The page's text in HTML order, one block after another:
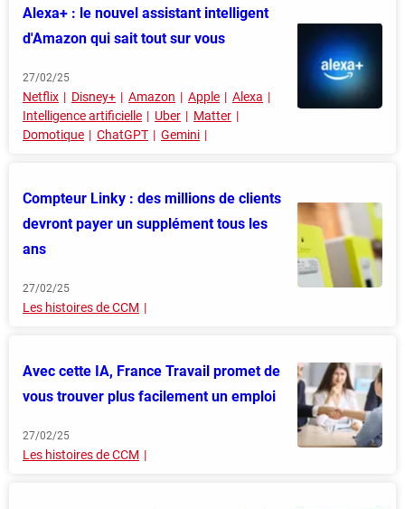
Alexa+ : le nouvel assistant intelligent
d'Amazon qui sait tout sur vous
27/02/25
Netflix Disney+ Amazon Apple
Alexa
Intelligence artificielle
Uber
Matter
Domotique
ChatGPT Gemini
Compteur Linky : des millions de clients
devront payer un supplément tous les
ans
27/02/25
Les histoires de CCM
Avec cette IA, France Travail promet de
vous trouver plus facilement un emploi
27/02/25
Les histoires de CCM